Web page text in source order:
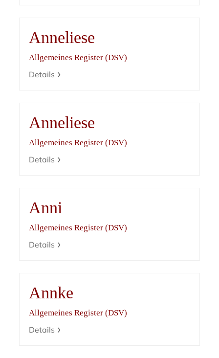
Anneliese
Allgemeines Register (DSV)
Details
Anneliese
Allgemeines Register (DSV)
Details
Anni
Allgemeines Register (DSV)
Details
Annke
Allgemeines Register (DSV)
Details